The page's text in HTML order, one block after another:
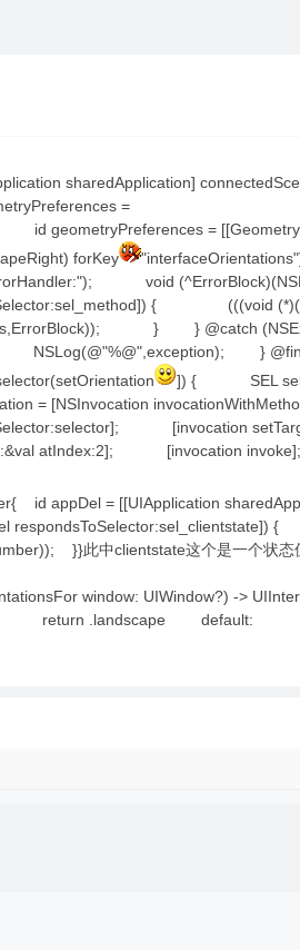
sharedApplication]
=
id geometryPreferences =
forKey
void
{ (((void (*)(id,
} } @catch
]) { SEL
= [NSInvocation
[invocation
atIndex:2]; [invocation
id appDel = [[UIApplication
respondsToSelector:sel_clientstate])
}}此中clientstate这个是一个状态
window: UIWindow?) ->
2: return .landscape